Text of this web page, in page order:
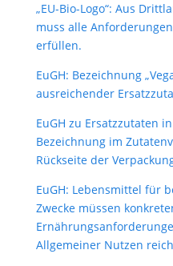
„EU-Bio-Logo“: Aus
muss alle
erfüllen.
EuGH: Bezeichnung
ausreichender
EuGH zu Ersatzzutaten
Bezeichnung im
Rückseite der
EuGH: Lebensmittel für
Zwecke müssen
Allgemeiner Nutzen